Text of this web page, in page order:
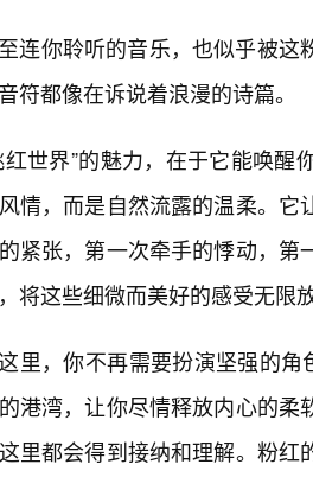
连你聆听的音乐，也似乎被这
符都像在诉说着浪漫的诗篇。
红世界”的魅力，在于它能唤
情，而是自然流露的温柔。
紧张，第一次牵手的悸动，
将这些细微而美好的感受无限
里，你不再需要扮演坚强的角
港湾，让你尽情释放内心的
里都会得到接纳和理解。粉